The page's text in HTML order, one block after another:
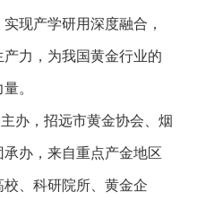
现产学研用深度融合，
力，为我国黄金行业的
。
，招远市黄金协会、烟
办，来自重点产金地区
、科研院所、黄金企